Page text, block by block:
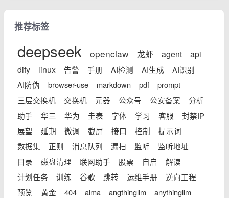
推荐标签
deepseek openclaw 龙虾 agent
api
dify
linux 告警 手册 AI检测 AI生成
AI识别
AI防伪
browser-use markdown pdf
prompt
三层交换机
交换机 元器 公众号 公安备案
分析
助手
华三 华为 圭表 字体 学习 客服
封禁IP
展望
延期 微调 截屏 接口 控制
提示词
数据集
正则 消息队列 漏扫 监听
监听地址
目录
磁盘清理 联网助手 股票 自启
解读
计划任务
训练 谷歌 跳转 运维手册
逆向工程
预览
黄金 404 alma angthingllm
anythingllm